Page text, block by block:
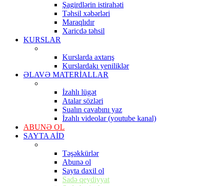
Şagirdlərin istirahəti
Təhsil xəbərləri
Maraqlıdır
Xaricdə təhsil
KURSLAR
Kurslarda axtarış
Kurslardakı yeniliklər
ƏLAVƏ MATERİALLAR
İzahlı lügət
Atalar sözləri
Sualın cavabını yaz
İzahlı videolar (youtube kanal)
ABUNƏ OL
SAYTA AİD
Təşəkkürlər
Abunə ol
Sayta daxil ol
Sadə qeydiyyat